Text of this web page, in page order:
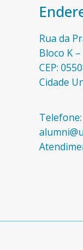
Rua da
Bloco K
CEP:
Cidade